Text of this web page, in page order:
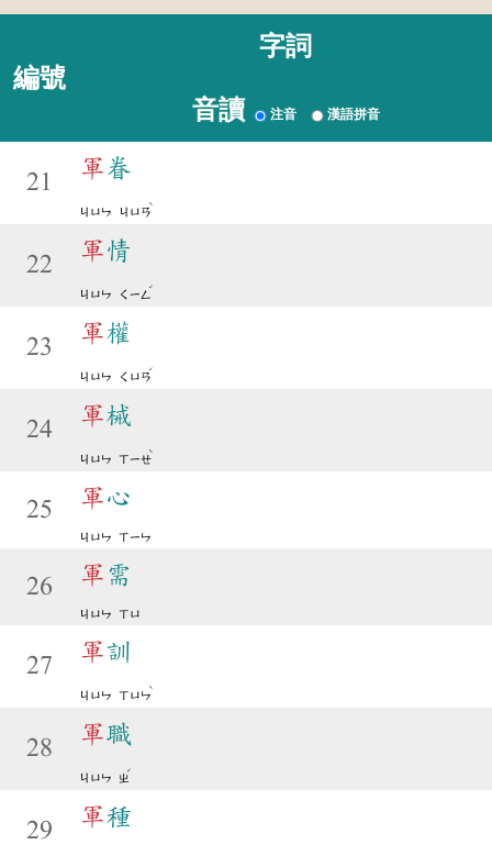
編號
字詞
音讀 注音 漢語拼音
21
軍眷
ㄐㄩㄣ ㄐㄩㄢ
ˋ
22
軍情
ㄐㄩㄣ ㄑㄧㄥ
ˊ
23
軍權
ㄐㄩㄣ ㄑㄩㄢ
ˊ
24
軍械
ㄐㄩㄣ ㄒㄧㄝ
ˋ
25 軍心
ㄐㄩㄣ ㄒㄧㄣ
26 軍 需
ㄐㄩㄣ ㄒㄩ
27
軍訓
ㄐㄩㄣ ㄒㄩㄣ
ˋ
28
軍職
ㄐㄩㄣ ㄓ
ˊ
29
軍種